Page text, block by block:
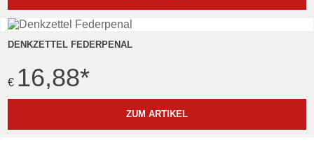
DENKZETTEL FEDERPENAL
€ 16,88*
ZUM ARTIKEL